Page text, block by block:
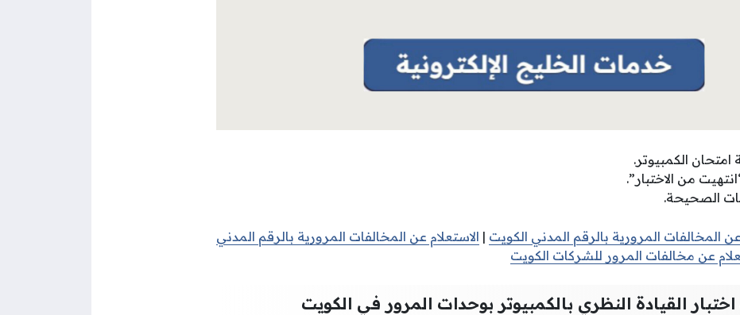
امتحان الكمبيوتر.
من الاختبار”.
الصحيحة.
عن المخالفات المرورية بالرقم المدني الكويت | الاستعلام عن المخالفات المرورية بالرقم المدني
عن مخالفات المرور للشركات الكويت
القيادة النظري بالكمبيوتر بوحدات المرور في الكويت